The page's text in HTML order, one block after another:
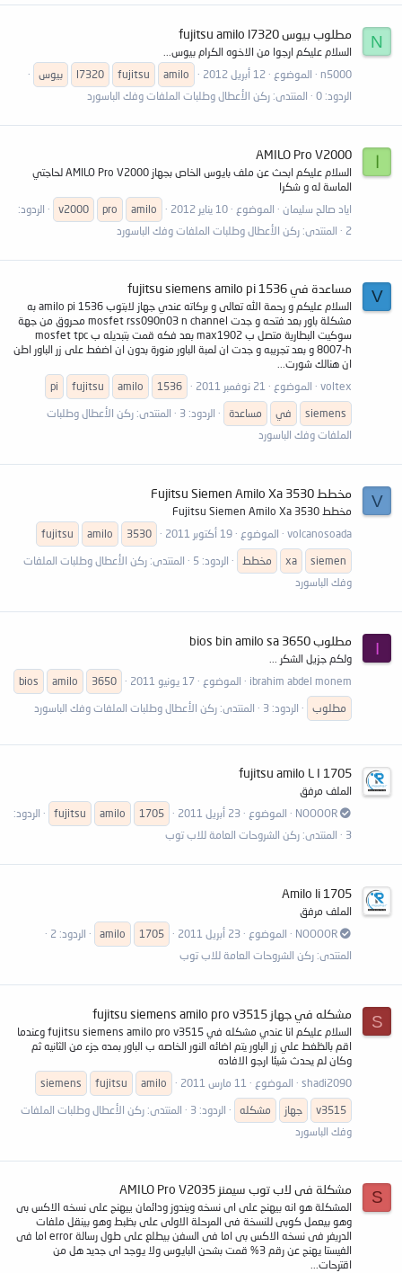
N مطلوب بيوس fujitsu amilo l7320
السلام عليكم ارجوا من الاخوه الكرام بيوس...
n5000
الموضوع 12 أبريل 2012 amilo
fujitsu
l7320
بيوس
الردود: 0
المنتدى: ركن الأعطال وطلبات الملفات وفك الباسورد
ا AMILO Pro V2000
السلام عليكم ابحث عن ملف بايوس الخاص بجهاز AMILO Pro V2000 لحاجتي
الماسة له و شكرا
اياد صالح سليمان
الموضوع 10 يناير 2012 amilo
pro
v2000
الردود:
2
المنتدى: ركن الأعطال وطلبات الملفات وفك الباسورد
V مساعدة في fujitsu siemens amilo pi 1536
السلام عليكم و رحمة الله تعالى و بركاته عندي جهاز لابتوب amilo pi 1536 به
مشكلة باور بعد فتحه و جدت mosfet rss090n03 n channel محروق من جهة
سوكيت البطارية متصل ب max1902 بعد فكه قمت بتبديله ب mosfet tpc
8007-h و بعد تجريبه و جدت ان لمبة الباور منورة بدون ان اضغط على زر الباور اطن
ان هنالك شورت...
voltex
الموضوع 21 نوفمبر 2011 1536
amilo
fujitsu
pi
siemens
في مساعدة الردود: 3 المنتدى: ركن الأعطال وطلبات
الملفات وفك الباسورد
V مخطط Fujitsu Siemen Amilo Xa 3530
مخطط Fujitsu Siemen Amilo Xa 3530
volcanosoada
الموضوع 19 أكتوبر 2011 3530
amilo
fujitsu
siemen
xa مخطط الردود: 5 المنتدى: ركن الأعطال وطلبات الملفات
وفك الباسورد
I مطلوب bios bin amilo sa 3650
ولكم جزيل الشكر ...
ibrahim abdel monem
الموضوع 17 يونيو 2011 3650
amilo
bios
مطلوب
الردود: 3 المنتدى: ركن الأعطال وطلبات الملفات وفك الباسورد
fujitsu amilo L I 1705
الملف مرفق
NOOOOR
الموضوع 23 أبريل 2011 1705
amilo
fujitsu
الردود:
3
المنتدى: ركن الشروحات العامة للاب توب
Amilo li 1705
الملف مرفق
NOOOOR
الموضوع 23 أبريل 2011 1705
amilo
الردود: 2
المنتدى: ركن الشروحات العامة للاب توب
S مشكله في جهاز fujitsu siemens amilo pro v3515
السلام عليكم انا عندي مشكله في fujitsu siemens amilo pro v3515 وعندما
اقم بالظغط علي زر الباور يتم اضائه النور الخاصه ب الباور بمده جزء من الثانيه ثم
وكان لم يحدث شيئا ارجو الافاده
shadi2090
الموضوع 11 مارس 2011 amilo
fujitsu
siemens
v3515
جهاز مشكله الردود: 3 المنتدى: ركن الأعطال وطلبات الملفات
وفك الباسورد
S مشكلة فى لاب توب سيمنز AMILO Pro V2035
المشكلة هو انه بيهنج على اى نسخه ويندوز ودائمان ييهنج على نسخه الاكس بى
وهو بيعمل كوبى للنسخة فى المرحلة الاولى على بظبط وهو بينقل ملفات
الدريفر فى نسخه الاكس بى اما فى السفن بيطلع على طول رسالة error اما فى
الفيستا يهنج عن رقم 3% قمت بشحن البايوس ولا يوجد اى جديد هل من
اقترحات...